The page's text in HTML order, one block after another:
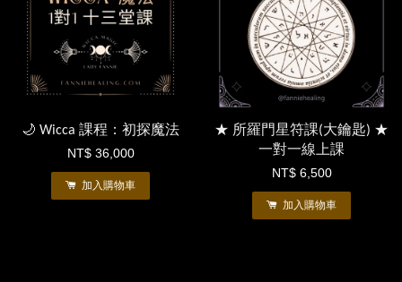
🌙 Wicca 課程：初探魔法
NT$ 36,000
加入購物車
★ 所羅門星符課(大鑰匙) ★
一對一線上課
NT$ 6,500
加入購物車